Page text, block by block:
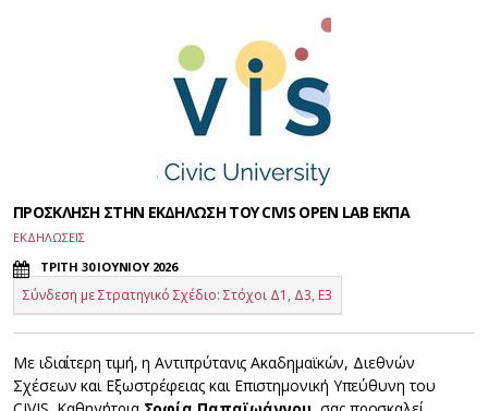
ΠΡΟΣΚΛΗΣΗ ΣΤΗΝ ΕΚΔΗΛΩΣΗ ΤΟΥ CIVIS OPEN LAB ΕΚΠΑ
ΕΚΔΗΛΩΣΕΙΣ
ΤΡΙΤΗ 30 ΙΟΥΝΙΟΥ 2026
Σύνδεση με Στρατηγικό Σχέδιο: Στόχοι Δ1, Δ3, Ε3
Με ιδιαίτερη τιμή, η Αντιπρύτανις Ακαδημαϊκών, Διεθνών
Σχέσεων και Εξωστρέφειας και Επιστημονική Υπεύθυνη του